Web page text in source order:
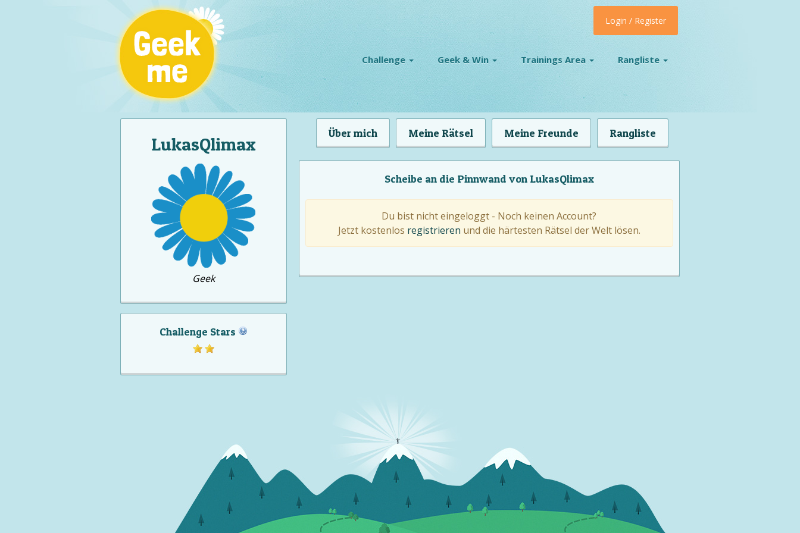
Challenge Geek & Win Trainings Area Rangliste
Login / Register
LukasQlimax
Geek
Challenge Stars
Über mich Meine Rätsel Meine Freunde Rangliste
Scheibe an die Pinnwand von LukasQlimax
Du bist nicht eingeloggt - Noch keinen Account?
Jetzt kostenlos registrieren und die härtesten Rätsel der Welt lösen.